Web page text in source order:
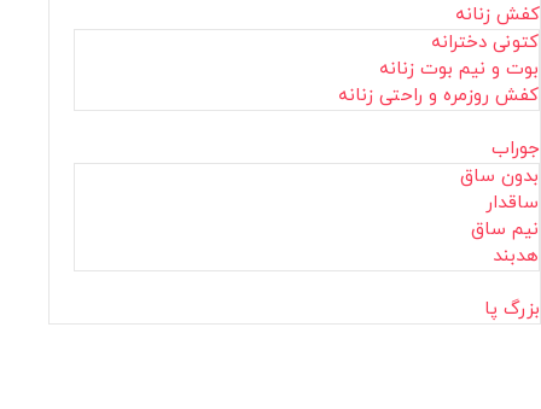
کفش زنانه
کتونی دخترانه
بوت و نیم بوت زنانه
کفش روزمره و راحتی زنانه
جوراب
بدون ساق
ساقدار
نیم ساق
هدبند
بزرگ پا